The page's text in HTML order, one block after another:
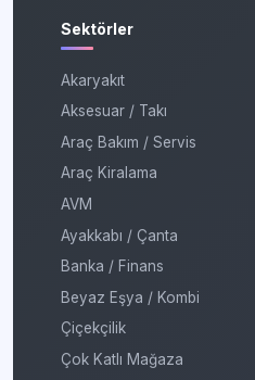
Sektörler
Akaryakıt
Aksesuar / Takı
Araç Bakım / Servis
Araç Kiralama
AVM
Ayakkabı / Çanta
Banka / Finans
Beyaz Eşya / Kombi
Çiçekçilik
Çok Katlı Mağaza